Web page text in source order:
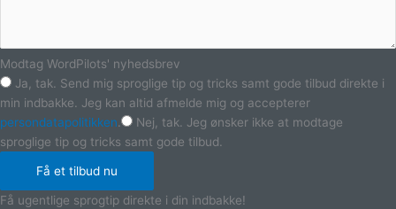
Modtag WordPilots' nyhedsbrev
Ja, tak. Send mig sproglige tip og tricks samt gode tilbud direkte i
min indbakke. Jeg kan altid afmelde mig og accepterer
persondatapolitikken.
Nej, tak. Jeg ønsker ikke at modtage
sproglige tip og tricks samt gode tilbud.
Få et tilbud nu
Få ugentlige sprogtip direkte i din indbakke!